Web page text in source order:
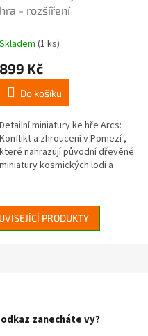
hra - rozšíření
Skladem (1 ks)
899 Kč
Do košíku
Detailní miniatury ke hře Arcs:
Konflikt a zhroucení v Pomezí ,
které nahrazují původní dřevěné
miniatury kosmických lodí a
PRODUKTY
zanecháte vy?